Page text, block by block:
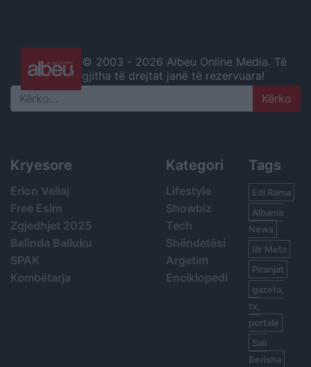
© 2003 - 2026 Albeu Online Media. Të
gjitha të drejtat janë të rezervuara!
Search
Kryesore
Erion Veliaj
Free Esim
Zgjedhjet 2025
Belinda Balluku
SPAK
Kombëtarja
Kategori
Lifestyle
Showbiz
Tech
Shëndetësi
Argetim
Enciklopedi
Tags
Edi Rama
Albania
News
Ilir Meta
Piranjat
gazeta,
tv,
portale
Sali
Berisha